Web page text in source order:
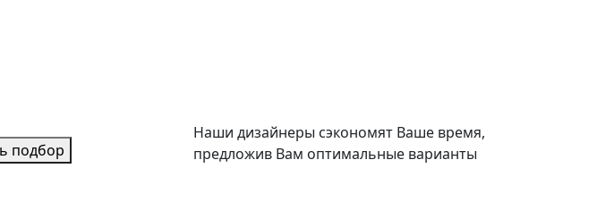
подбор
Наши дизайнеры сэкономят Ваше время,
предложив Вам оптимальные варианты